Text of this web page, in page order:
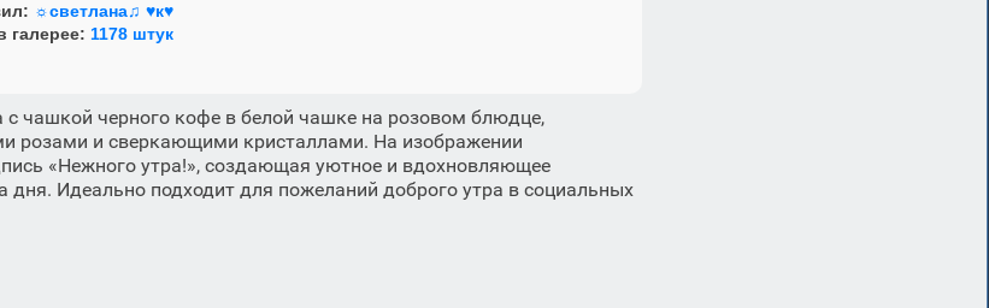
☼светлана♫ ♥к♥
галерее: 1178 штук
с чашкой черного кофе в белой чашке на розовом блюдце,
розами и сверкающими кристаллами. На изображении
«Нежного утра!», создающая уютное и вдохновляющее
дня. Идеально подходит для пожеланий доброго утра в социальных